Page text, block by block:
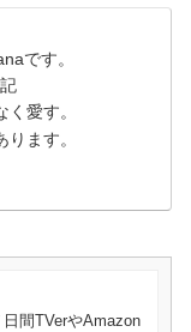
です。
愛す。
ます。
間TVerやAmazon